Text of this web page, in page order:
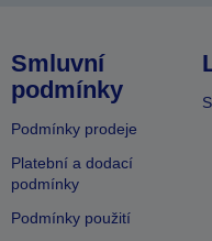
Smluvní
podmínky
Podmínky prodeje
Platební a dodací
podmínky
Podmínky použití